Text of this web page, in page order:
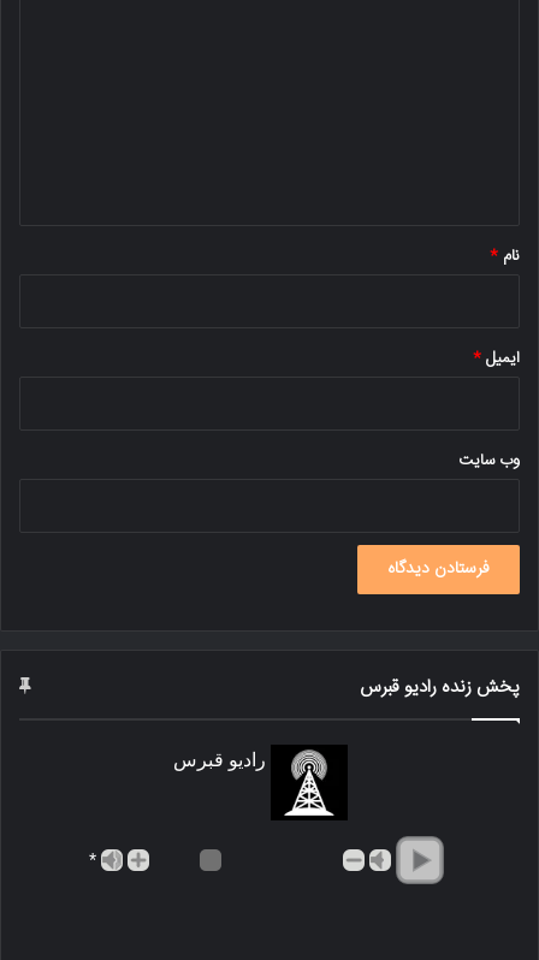
نام *
ایمیل*
وب‌ سایت
پخش زنده رادیو قبرس
رادیو قبرس
*